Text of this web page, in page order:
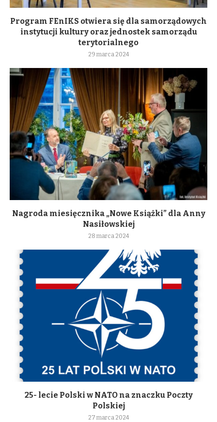
Program FEnIKS otwiera się dla samorządowych
instytucji kultury oraz jednostek samorządu
terytorialnego
29 marca 2024
Nagroda miesięcznika „Nowe Książki” dla Anny
Nasiłowskiej
28 marca 2024
25- lecie Polski w NATO na znaczku Poczty
Polskiej
27 marca 2024